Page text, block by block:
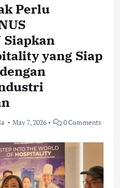
Perlu
Siapkan
yang Siap
May 7, 2026 0 Comments